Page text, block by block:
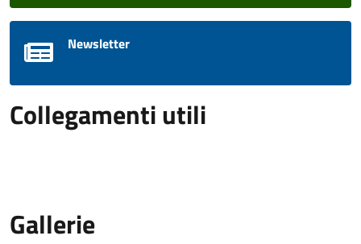
Newsletter
Collegamenti utili
Gallerie